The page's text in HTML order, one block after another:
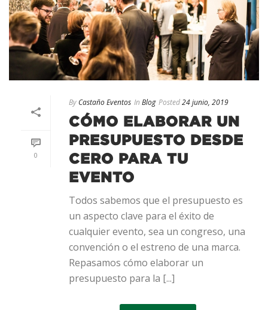
0
By Castaño Eventos In Blog Posted24 junio, 2019
CÓMO ELABORAR UN
PRESUPUESTO DESDE
CERO PARA TU
EVENTO
Todos sabemos que el presupuesto es
un aspecto clave para el éxito de
cualquier evento, sea un congreso, una
convención o el estreno de una marca.
Repasamos cómo elaborar un
presupuesto para la [...]